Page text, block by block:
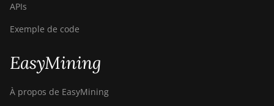
APIs
Exemple de code
EasyMining
À propos de EasyMining